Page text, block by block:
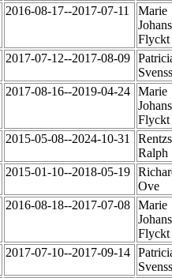
2016-08-17--2017-07-11
Marie
2017-07-12--2017-08-09
2017-08-16--2019-04-24 Marie
2015-05-08--2024-10-31
Ralph
2015-01-10--2018-05-19
Ove
2016-08-18--2017-07-08 Marie
2017-07-10--2017-09-14